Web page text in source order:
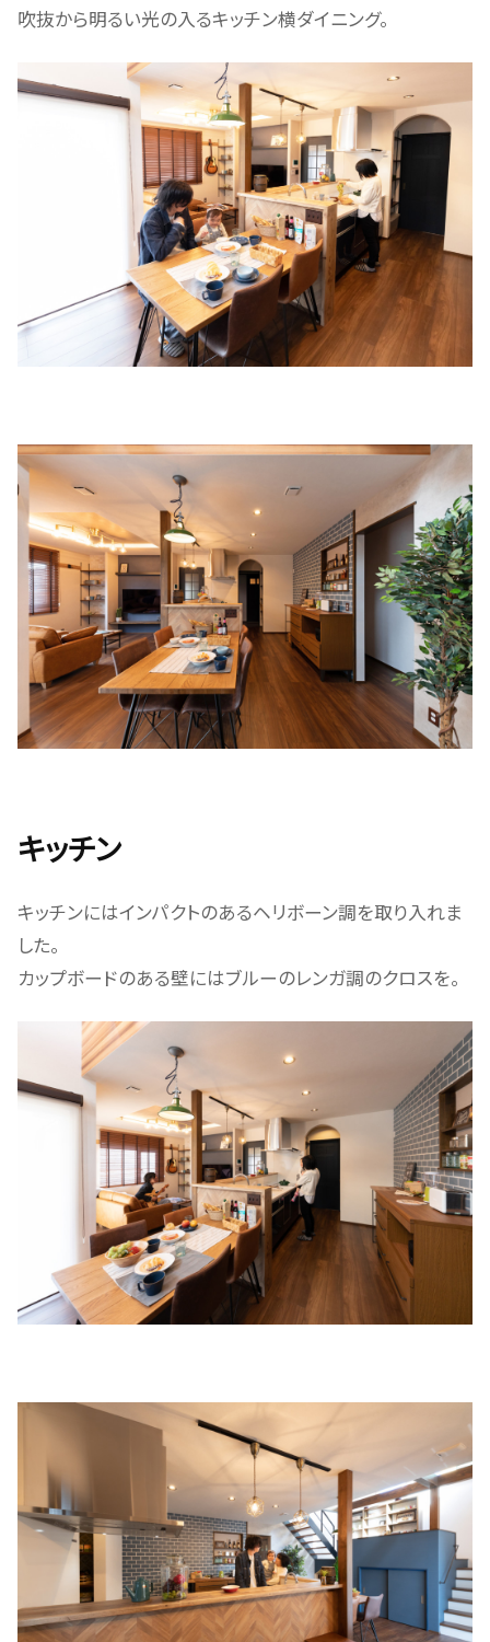
吹抜から明るい光の入るキッチン横ダイニング。
キッチン
キッチンにはインパクトのあるヘリボーン調を取り入れま
した。
カップボードのある壁にはブルーのレンガ調のクロスを。